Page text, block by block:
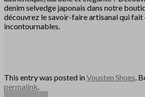
denim selvedge japonais dans notre
découvrez le savoir-faire artisanal qui fait
incontournables.
This entry was posted inVousten Shoes.
permalink.